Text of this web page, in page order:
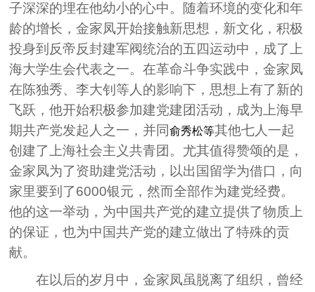
子深深的埋在他幼小的心中。随着环境的变化和年
龄的增长，金家凤开始接触新思想，新文化，积极
投身到反帝反封建军阀统治的五四运动中，成了上
海大学生会代表之一。在革命斗争实践中，金家凤
在陈独秀、李大钊等人的影响下，思想上有了新的
飞跃，他开始积极参加建党建团活动，成为上海早
期共产党发起人之一，并同俞秀松等其他七人一起
创建了上海社会主义共青团。尤其值得赞颂的是，
金家凤为了资助建党活动，以出国留学为借口，向
家里要到了6000银元，然而全部作为建党经费。
他的这一举动，为中国共产党的建立提供了物质上
的保证，也为中国共产党的建立做出了特殊的贡
献。
在以后的岁月中，金家凤虽脱离了组织，曾经